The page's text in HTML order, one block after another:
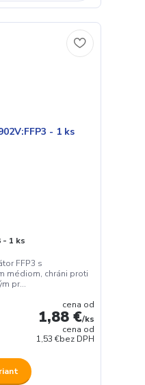
- 1 ks
FFP3 s
médiom, chráni proti
pr...
cena od
1,88 €/ks
cena od
1,53 €bez DPH